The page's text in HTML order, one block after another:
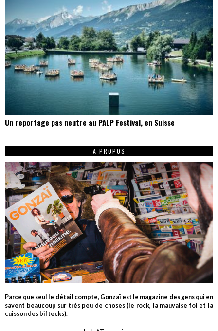
Un reportage pas neutre au PALP Festival, en Suisse
A PROPOS
Parce que seul le détail compte, Gonzaï est le magazine des gens qui en
savent beaucoup sur très peu de choses (le rock, la mauvaise foi et la
cuisson des biftecks).